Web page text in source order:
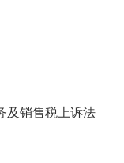
及销售税上诉法